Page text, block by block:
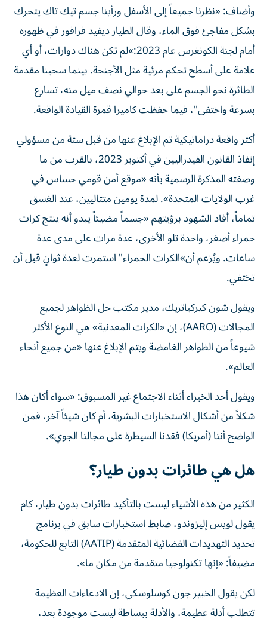
وأضاف: «نظرنا جميعاً إلى الأسفل ورأينا جسم تيك تاك يتحرك
بشكل مفاجئ فوق الماء، وقال الطيار ديفيد فرافور في ظهوره
أمام لجنة الكونغرس عام 2023:»لم تكن هناك دوارات، أو أي
علامة على أسطح تحكم مرئية مثل الأجنحة. بينما سحبنا مقدمة
الطائرة نحو الجسم على بعد حوالي نصف ميل منه، تسارع
بسرعة واختفى"، فيما حفظت كاميرا قمرة القيادة الواقعة.
أكثر واقعة دراماتيكية تم الإبلاغ عنها من قبل ستة من مسؤولي
إنفاذ القانون الفيدراليين في أكتوبر 2023، بالقرب من ما
وصفته المذكرة الرسمية بأنه «موقع أمن قومي حساس في
غرب الولايات المتحدة». لمدة يومين متتاليين، عند الغسق
تماماً، أفاد الشهود برؤيتهم «جسماً مضيئاً يبدو أنه ينتج كرات
حمراء أصغر، واحدة تلو الأخرى، عدة مرات على مدى عدة
ساعات. ويُزعم أن»الكرات الحمراء" استمرت لعدة ثوانٍ قبل أن
تختفي.
ويقول شون كيركباتريك، مدير مكتب حل الظواهر لجميع
المجالات (AARO)، إن «الكرات المعدنية» هي النوع الأكثر
شيوعاً من الظواهر الغامضة ويتم الإبلاغ عنها «من جميع أنحاء
العالم».
ويقول أحد الخبراء أثناء الاجتماع غير المسبوق: «سواء أكان هذا
شكلاً من أشكال الاستخبارات البشرية، أم كان شيئاً آخر، فمن
الواضح أننا (أمريكا) فقدنا السيطرة على مجالنا الجوي».
هل هي طائرات بدون طيار؟
الكثير من هذه الأشياء ليست بالتأكيد طائرات بدون طيار، كام
يقول لويس إليزوندو، ضابط استخبارات سابق في برنامج
تحديد التهديدات الفضائية المتقدمة (AATIP) التابع للحكومة،
مضيفاً: «إنها تكنولوجيا متقدمة من مكان ما».
لكن يقول الخبير جون كوسلوسكي، إن الادعاءات العظيمة
تتطلب أدلة عظيمة، والأدلة ببساطة ليست موجودة بعد،